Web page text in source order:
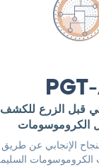
قبل الزرع للكشف
الكروموسومات
الإنجابي عن طريق
الكروموسومات